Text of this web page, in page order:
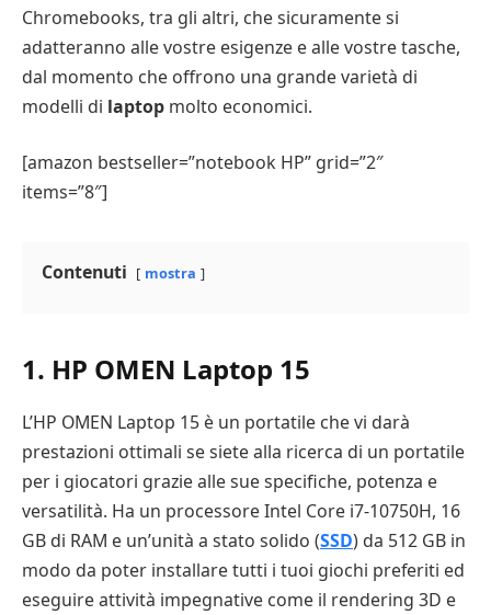
Chromebooks, tra gli altri, che sicuramente si
adatteranno alle vostre esigenze e alle vostre tasche,
dal momento che offrono una grande varietà di
modelli di laptop molto economici.
[amazon bestseller=”notebook HP” grid=”2″
items=”8″]
Contenuti mostra
1. HP OMEN Laptop 15
L’HP OMEN Laptop 15 è un portatile che vi darà
prestazioni ottimali se siete alla ricerca di un portatile
per i giocatori grazie alle sue specifiche, potenza e
versatilità. Ha un processore Intel Core i7-10750H, 16
GB di RAM e un’unità a stato solido (SSD) da 512 GB in
modo da poter installare tutti i tuoi giochi preferiti ed
eseguire attività impegnative come il rendering 3D e